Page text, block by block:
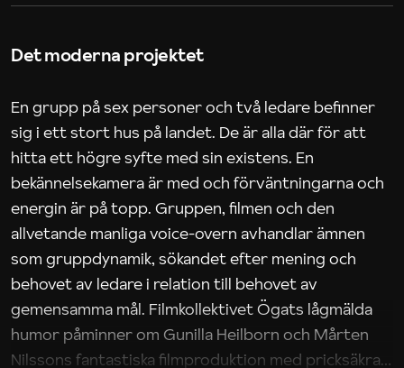
Det moderna projektet
En grupp på sex personer och två ledare befinner
sig i ett stort hus på landet. De är alla där för att
hitta ett högre syfte med sin existens. En
bekännelsekamera är med och förväntningarna och
energin är på topp. Gruppen, filmen och den
allvetande manliga voice-overn avhandlar ämnen
som gruppdynamik, sökandet efter mening och
behovet av ledare i relation till behovet av
gemensamma mål. Filmkollektivet Ögats lågmälda
humor påminner om Gunilla Heilborn och Mårten
Nilssons fantastiska filmproduktion med pricksäkra